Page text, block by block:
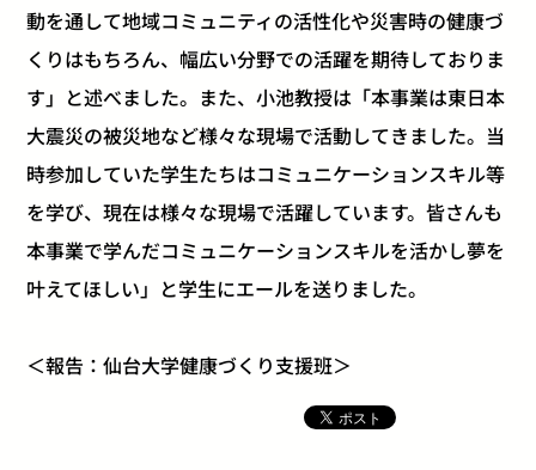
動を通して地域コミュニティの活性化や災害時の健康づ
くりはもちろん、幅広い分野での活躍を期待しておりま
す」と述べました。また、小池教授は「本事業は東日本
大震災の被災地など様々な現場で活動してきました。当
時参加していた学生たちはコミュニケーションスキル等
を学び、現在は様々な現場で活躍しています。皆さんも
本事業で学んだコミュニケーションスキルを活かし夢を
叶えてほしい」と学生にエールを送りました。
＜報告：仙台大学健康づくり支援班＞